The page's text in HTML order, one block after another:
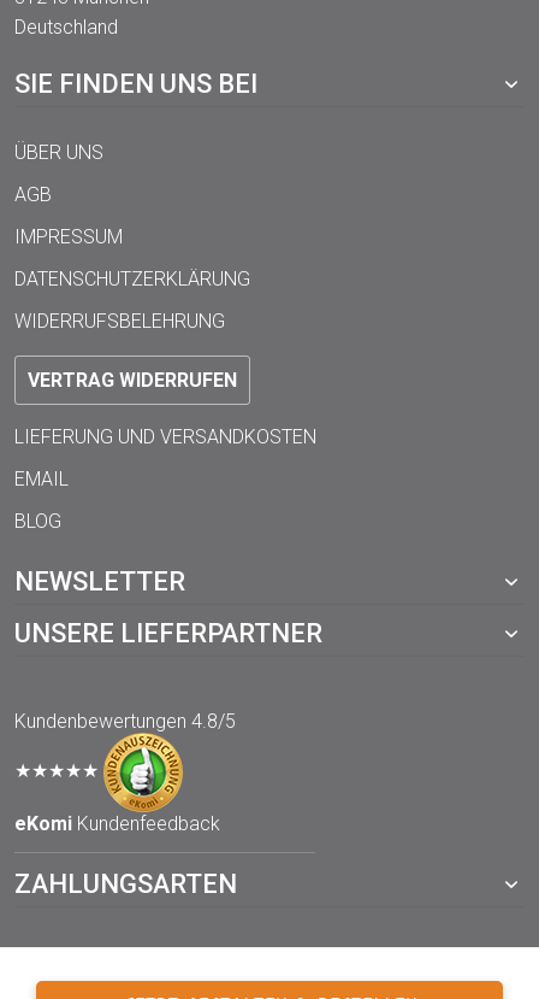
Deutschland
SIE FINDEN UNS BEI
ÜBER UNS
AGB
IMPRESSUM
DATENSCHUTZERKLÄRUNG
WIDERRUFSBELEHRUNG
VERTRAG WIDERRUFEN
LIEFERUNG UND VERSANDKOSTEN
EMAIL
BLOG
NEWSLETTER
UNSERE LIEFERPARTNER
Kundenbewertungen 4.8/5
★★★★★
eKomi Kundenfeedback
ZAHLUNGSARTEN